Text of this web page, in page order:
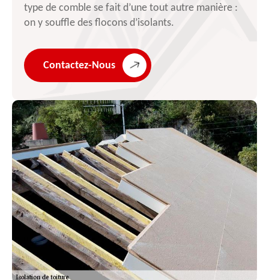
type de comble se fait d’une tout autre manière :
on y souffle des flocons d’isolants.
Contactez-Nous